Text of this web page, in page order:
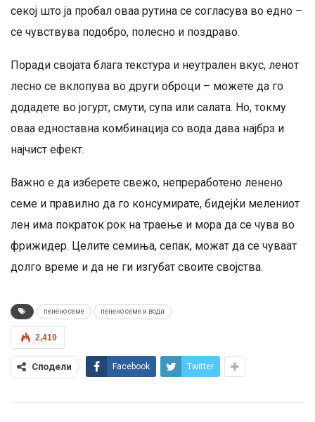
секој што ја пробал оваа рутина се согласува во едно –
се чувствува подобро, полесно и поздраво.
Поради својата блага текстура и неутрален вкус, ленот
лесно се вклопува во други оброци – можете да го
додадете во јогурт, смути, супа или салата. Но, токму
оваа едноставна комбинација со вода дава најбрз и
најчист ефект.
Важно е да изберете свежо, непреработено ленено
семе и правилно да го консумирате, бидејќи мелениот
лен има пократок рок на траење и мора да се чува во
фрижидер. Целите семиња, сепак, можат да се чуваат
долго време и да не ги изгубат своите својства.
ленено семе ленено семе и вода
2,419
Сподели Facebook Twitter